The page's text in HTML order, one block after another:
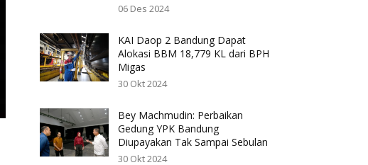
06 Des 2024
KAI Daop 2 Bandung Dapat
Alokasi BBM 18,779 KL dari BPH
Migas
30 Okt 2024
Bey Machmudin: Perbaikan
Gedung YPK Bandung
Diupayakan Tak Sampai Sebulan
30 Okt 2024